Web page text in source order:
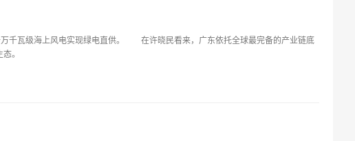
万千瓦级海上风电实现绿电直供。 在许晓民看来，广东依托全球最完备的产业链底
。